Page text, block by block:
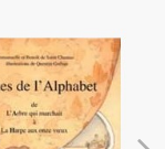
l'alphabet - tome 1